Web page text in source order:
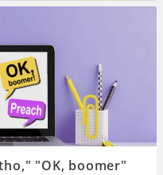
"OK, boomer"